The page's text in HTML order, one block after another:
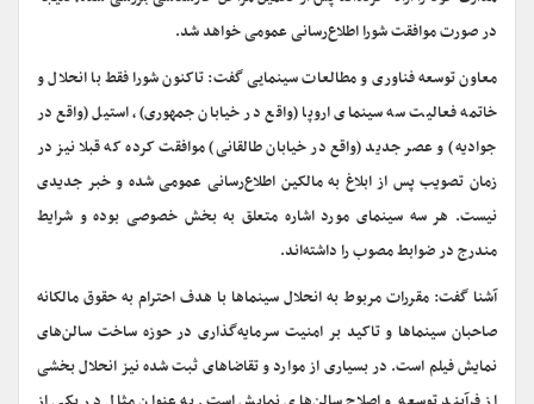
در صورت موافقت شورا اطلاع‌رسانی عمومی خواهد شد.
معاون توسعه فناوری و مطالعات سینمایی گفت: تاکنون شورا فقط با انحلال و
خاتمه فعالیت سه سینمای اروپا (واقع در خیابان جمهوری)، استیل (واقع در
جوادیه) و عصر جدید (واقع در خیابان طالقانی) موافقت کرده که قبلا نیز در
زمان تصویب پس از ابلاغ به مالکین اطلاع‌رسانی عمومی شده و خبر جدیدی
نیست. هر سه سینمای مورد اشاره متعلق به بخش خصوصی بوده و شرایط
مندرج در ضوابط مصوب را داشته‌اند.
آشنا گفت: مقررات مربوط به انحلال سینماها با هدف احترام به حقوق مالکانه
صاحبان سینماها و تاکید بر امنیت سرمایه‌گذاری در حوزه ساخت سالن‌های
نمایش فیلم است. در بسیاری از موارد و تقاضاهای ثبت شده نیز انحلال بخشی